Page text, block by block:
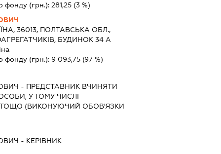
фонду (грн.):281,25 (3 %)
36013, ПОЛТАВСЬКА ОБЛ.,
БУДИНОК 34 А
фонду (грн.): 9 093,75 (97 %)
- ПРЕДСТАВНИК ВЧИНЯТИ
У ТОМУ ЧИСЛІ
(ВИКОНУЮЧИЙ ОБОВ'ЯЗКИ
- КЕРІВНИК